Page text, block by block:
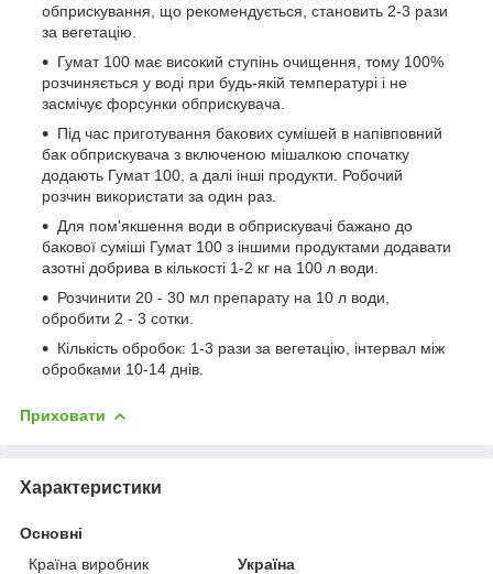
обприскування, що рекомендується, становить 2-3 рази
за вегетацію.
Гумат 100 має високий ступінь очищення, тому 100%
розчиняється у воді при будь-якій температурі і не
засмічує форсунки обприскувача.
Під час приготування бакових сумішей в напівповний
бак обприскувача з включеною мішалкою спочатку
додають Гумат 100, а далі інші продукти. Робочий
розчин використати за один раз.
Для пом'якшення води в обприскувачі бажано до
бакової суміші Гумат 100 з іншими продуктами додавати
азотні добрива в кількості 1-2 кг на 100 л води.
Розчинити 20 - 30 мл препарату на 10 л води,
обробити 2 - 3 сотки.
Кількість обробок: 1-3 рази за вегетацію, інтервал між
обробками 10-14 днів.
Приховати
Характеристики
Основні
Країна виробник
Україна